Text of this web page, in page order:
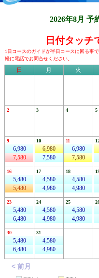
< 前月
2026年8月 予
日付タッチ
1日コースのガイドが半日コースに回る事
軽に電話でお問合せください。
日 月 火
2 3 4 5
9
6,980
7,580
10
6,980
7,580
11
6,980
7,580
16
5,480
5,480
17
4,580
4,980
18
4,580
4,980
23
5,480
6,480
24
4,580
4,980
25
4,580
4,980
30
5,480
6,480
31
4,580
4,980